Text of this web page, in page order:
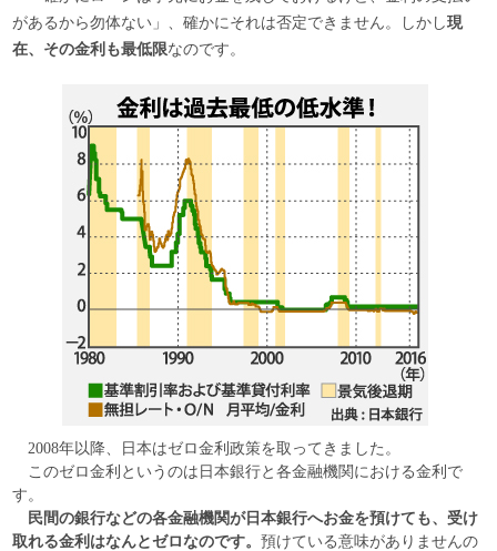
があるから勿体ない」、確かにそれは否定できません。しかし現
在、その金利も最低限なのです。
2008年以降、日本はゼロ金利政策を取ってきました。
このゼロ金利というのは日本銀行と各金融機関における金利で
す。
民間の銀行などの各金融機関が日本銀行へお金を預けても、受け
取れる金利はなんとゼロなのです。 預けている意味がありませんの